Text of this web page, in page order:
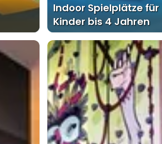
Indoor Spielplätze für
Kinder bis 4 Jahren